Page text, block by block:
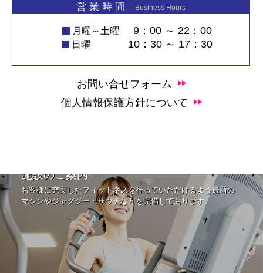
営 業 時 間 Business Hours
月曜～土曜 9：00 ～ 22：00
日曜 10：30 ～ 17：30
お問い合せフォーム
個人情報保護方針について
施設のご案内
お客様に充実したフィットネスを行っていただけるよう最新の
マシンやジャグジー・サウナなどを完備しております。